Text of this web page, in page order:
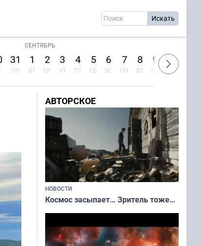
31
ПН
СЕНТЯБРЬ
1
ВТ
2
СР
3
ЧТ
4
ПТ
5
СБ
6
ВС
7
ПН
8
ВТ
9
СР
10
ЧТ
АВТОРСКОЕ
НОВОСТИ
Космос засыпает… Зритель тоже…